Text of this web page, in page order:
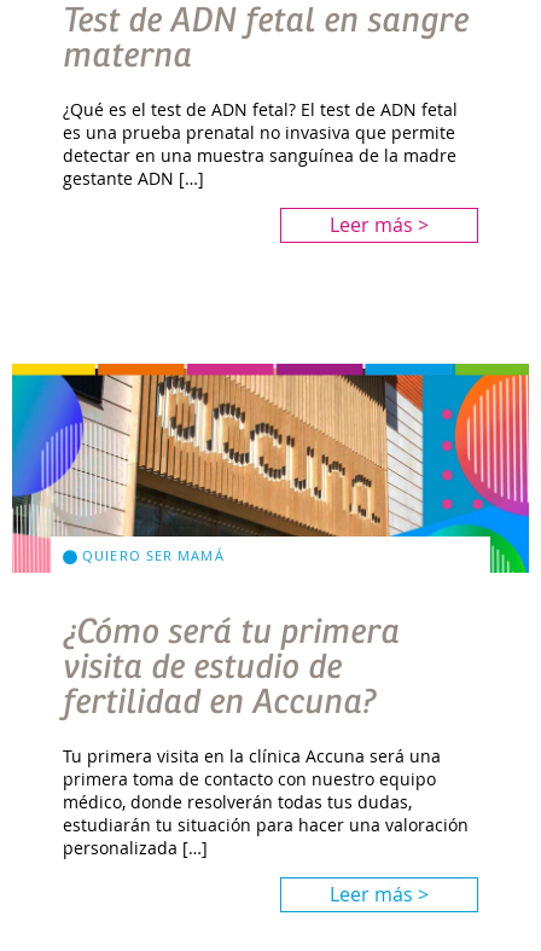
Test de ADN fetal en sangre
materna
¿Qué es el test de ADN fetal? El test de ADN fetal
es una prueba prenatal no invasiva que permite
detectar en una muestra sanguínea de la madre
gestante ADN […]
Leer más >
QUIERO SER MAMÁ
¿Cómo será tu primera
visita de estudio de
fertilidad en Accuna?
Tu primera visita en la clínica Accuna será una
primera toma de contacto con nuestro equipo
médico, donde resolverán todas tus dudas,
estudiarán tu situación para hacer una valoración
personalizada […]
Leer más >